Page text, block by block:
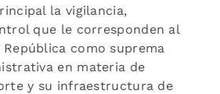
la vigilancia,
que le corresponden al
como suprema
en materia de
y su infraestructura de